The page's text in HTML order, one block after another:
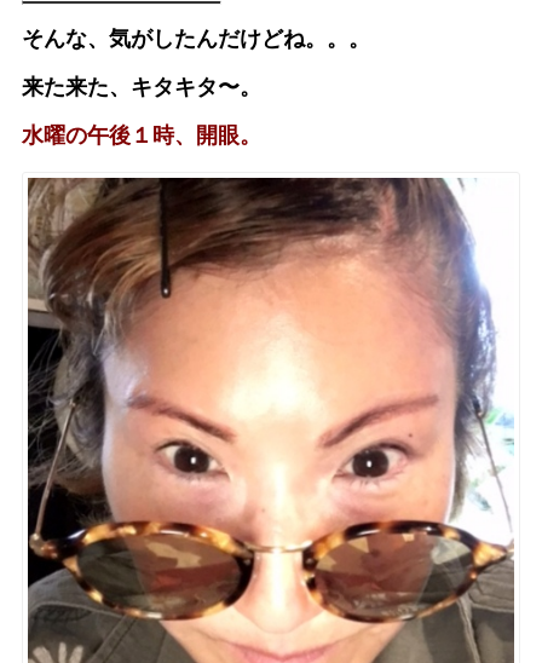
そんな、気がしたんだけどね。。。
来た来た、キタキタ〜。
水曜の午後１時、開眼。